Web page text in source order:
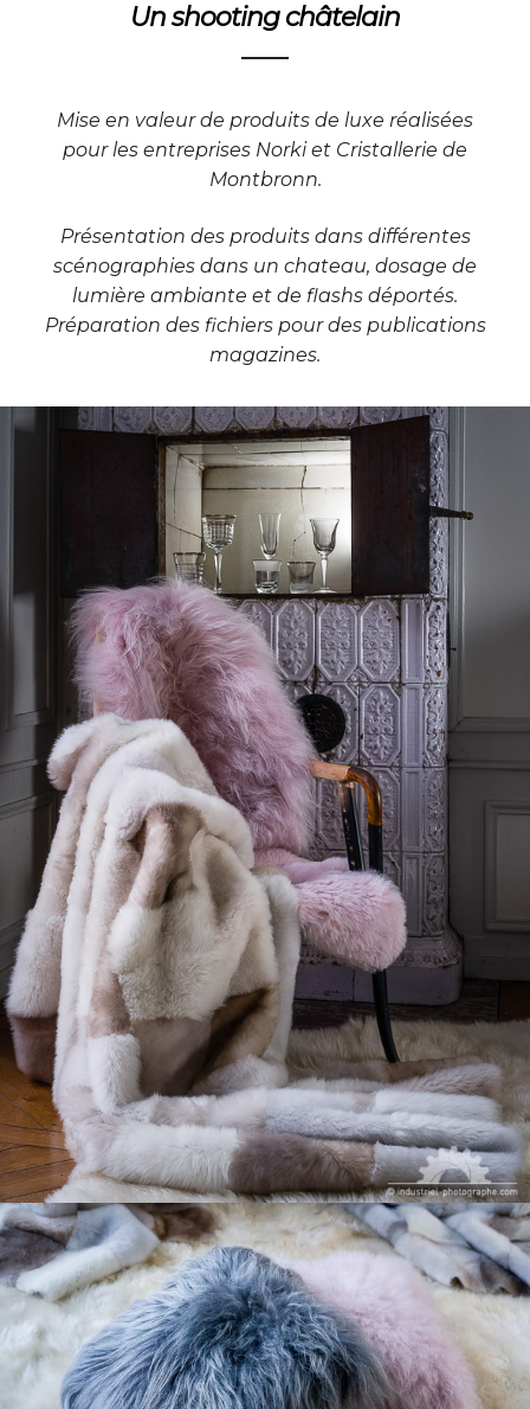
Un shooting châtelain
Mise en valeur de produits de luxe réalisées
pour les entreprises Norkiet Cristallerie de
Montbronn.
Présentation des produits dans différentes
scénographies dans un chateau, dosage de
lumière ambiante et de flashs déportés.
Préparation des fichiers pour des publications
magazines.